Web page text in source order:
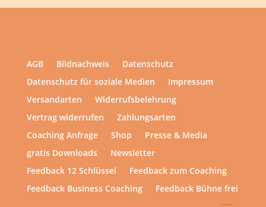
AGB Bildnachweis
Datenschutz
Datenschutz für soziale Medien
Impressum
Versandarten
Widerrufsbelehrung
Vertrag widerrufen
Zahlungsarten
Coaching Anfrage
Shop
Presse & Media
gratis Downloads
Newsletter
Feedback 12 Schlüssel
Feedback zum Coaching
Feedback Business Coaching
Feedback Bühne frei